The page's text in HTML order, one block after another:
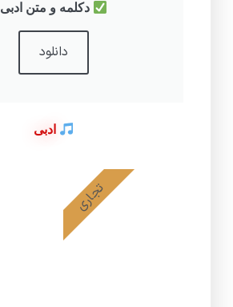
دکلمه و متن ادبی
دانلود
ادبی
تجاری